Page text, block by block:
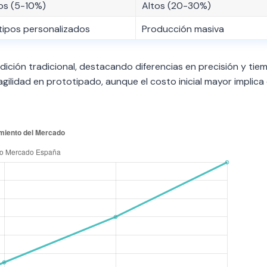
(5-10%)
Altos (20-30%)
personalizados
Producción masiva
tradicional, destacando diferencias en precisión y
en prototipado, aunque el costo inicial mayor implica